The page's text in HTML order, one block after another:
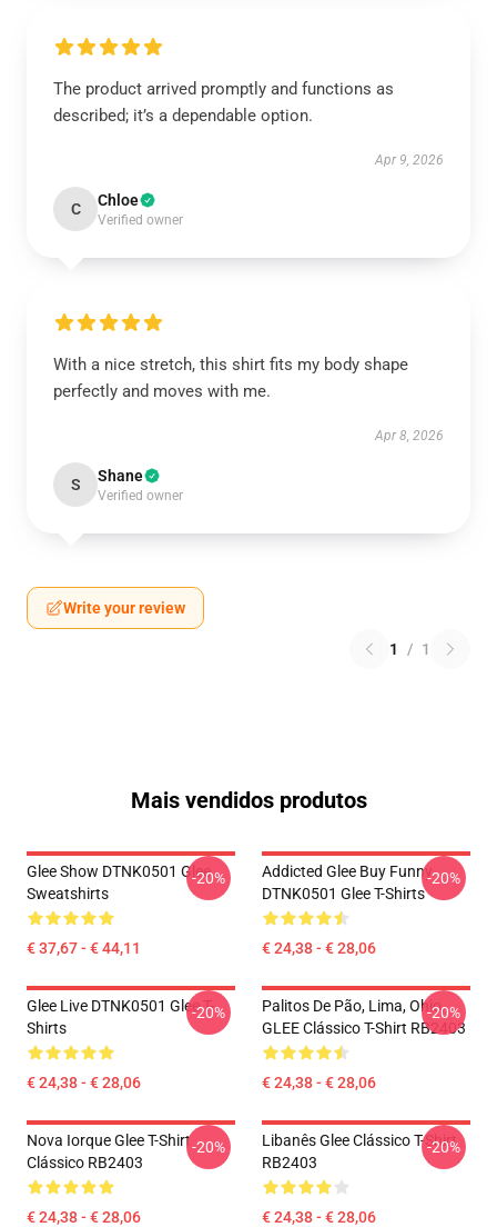
The product arrived promptly and functions as
described; it’s a dependable option.
Apr 9, 2026
C Chloe
Verified owner
With a nice stretch, this shirt fits my body shape
perfectly and moves with me.
Apr 8, 2026
S Shane
Verified owner
Write your review
1 / 1
Mais vendidos produtos
Glee Show DTNK0501 Glee
Sweatshirts
€ 37,67 - € 44,11
-20%
Addicted Glee Buy Funny
DTNK0501 Glee T-Shirts
€ 24,38 - € 28,06
-20%
Glee Live DTNK0501 Glee T-
Shirts
€ 24,38 - € 28,06
-20%
Palitos De Pão, Lima, Ohio,
GLEE Clássico T-Shirt RB2403
€ 24,38 - € 28,06
-20%
Nova Iorque Glee T-Shirt
Clássico RB2403
€ 24,38 - € 28,06
-20%
Libanês Glee Clássico T-Shirt
RB2403
€ 24,38 - € 28,06
-20%